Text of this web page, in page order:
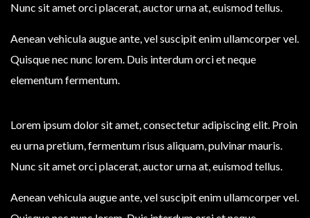
Nunc sit amet orci placerat, auctor urna at, euismod tellus.
Aenean vehicula augue ante, vel suscipit enim ullamcorper vel.
Quisque nec nunc lorem. Duis interdum orci et neque
elementum fermentum.
Lorem ipsum dolor sit amet, consectetur adipiscing elit. Proin
eu urna pretium, fermentum risus aliquam, pulvinar mauris.
Nunc sit amet orci placerat, auctor urna at, euismod tellus.
Aenean vehicula augue ante, vel suscipit enim ullamcorper vel.